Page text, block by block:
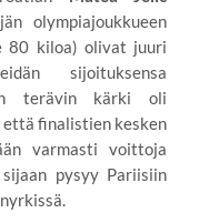
olympiajoukkueen
80 kiloa) olivat juuri
sijoituksensa
terävin kärki oli
että finalistien kesken
varmasti voittoja
pysyy Pariisiin